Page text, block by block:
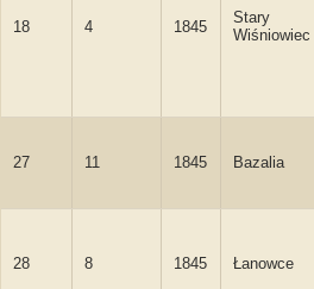
18 4 1845
Stary
Wiśniowiec
27 11 1845 Bazalia
28 8 1845 Łanowce